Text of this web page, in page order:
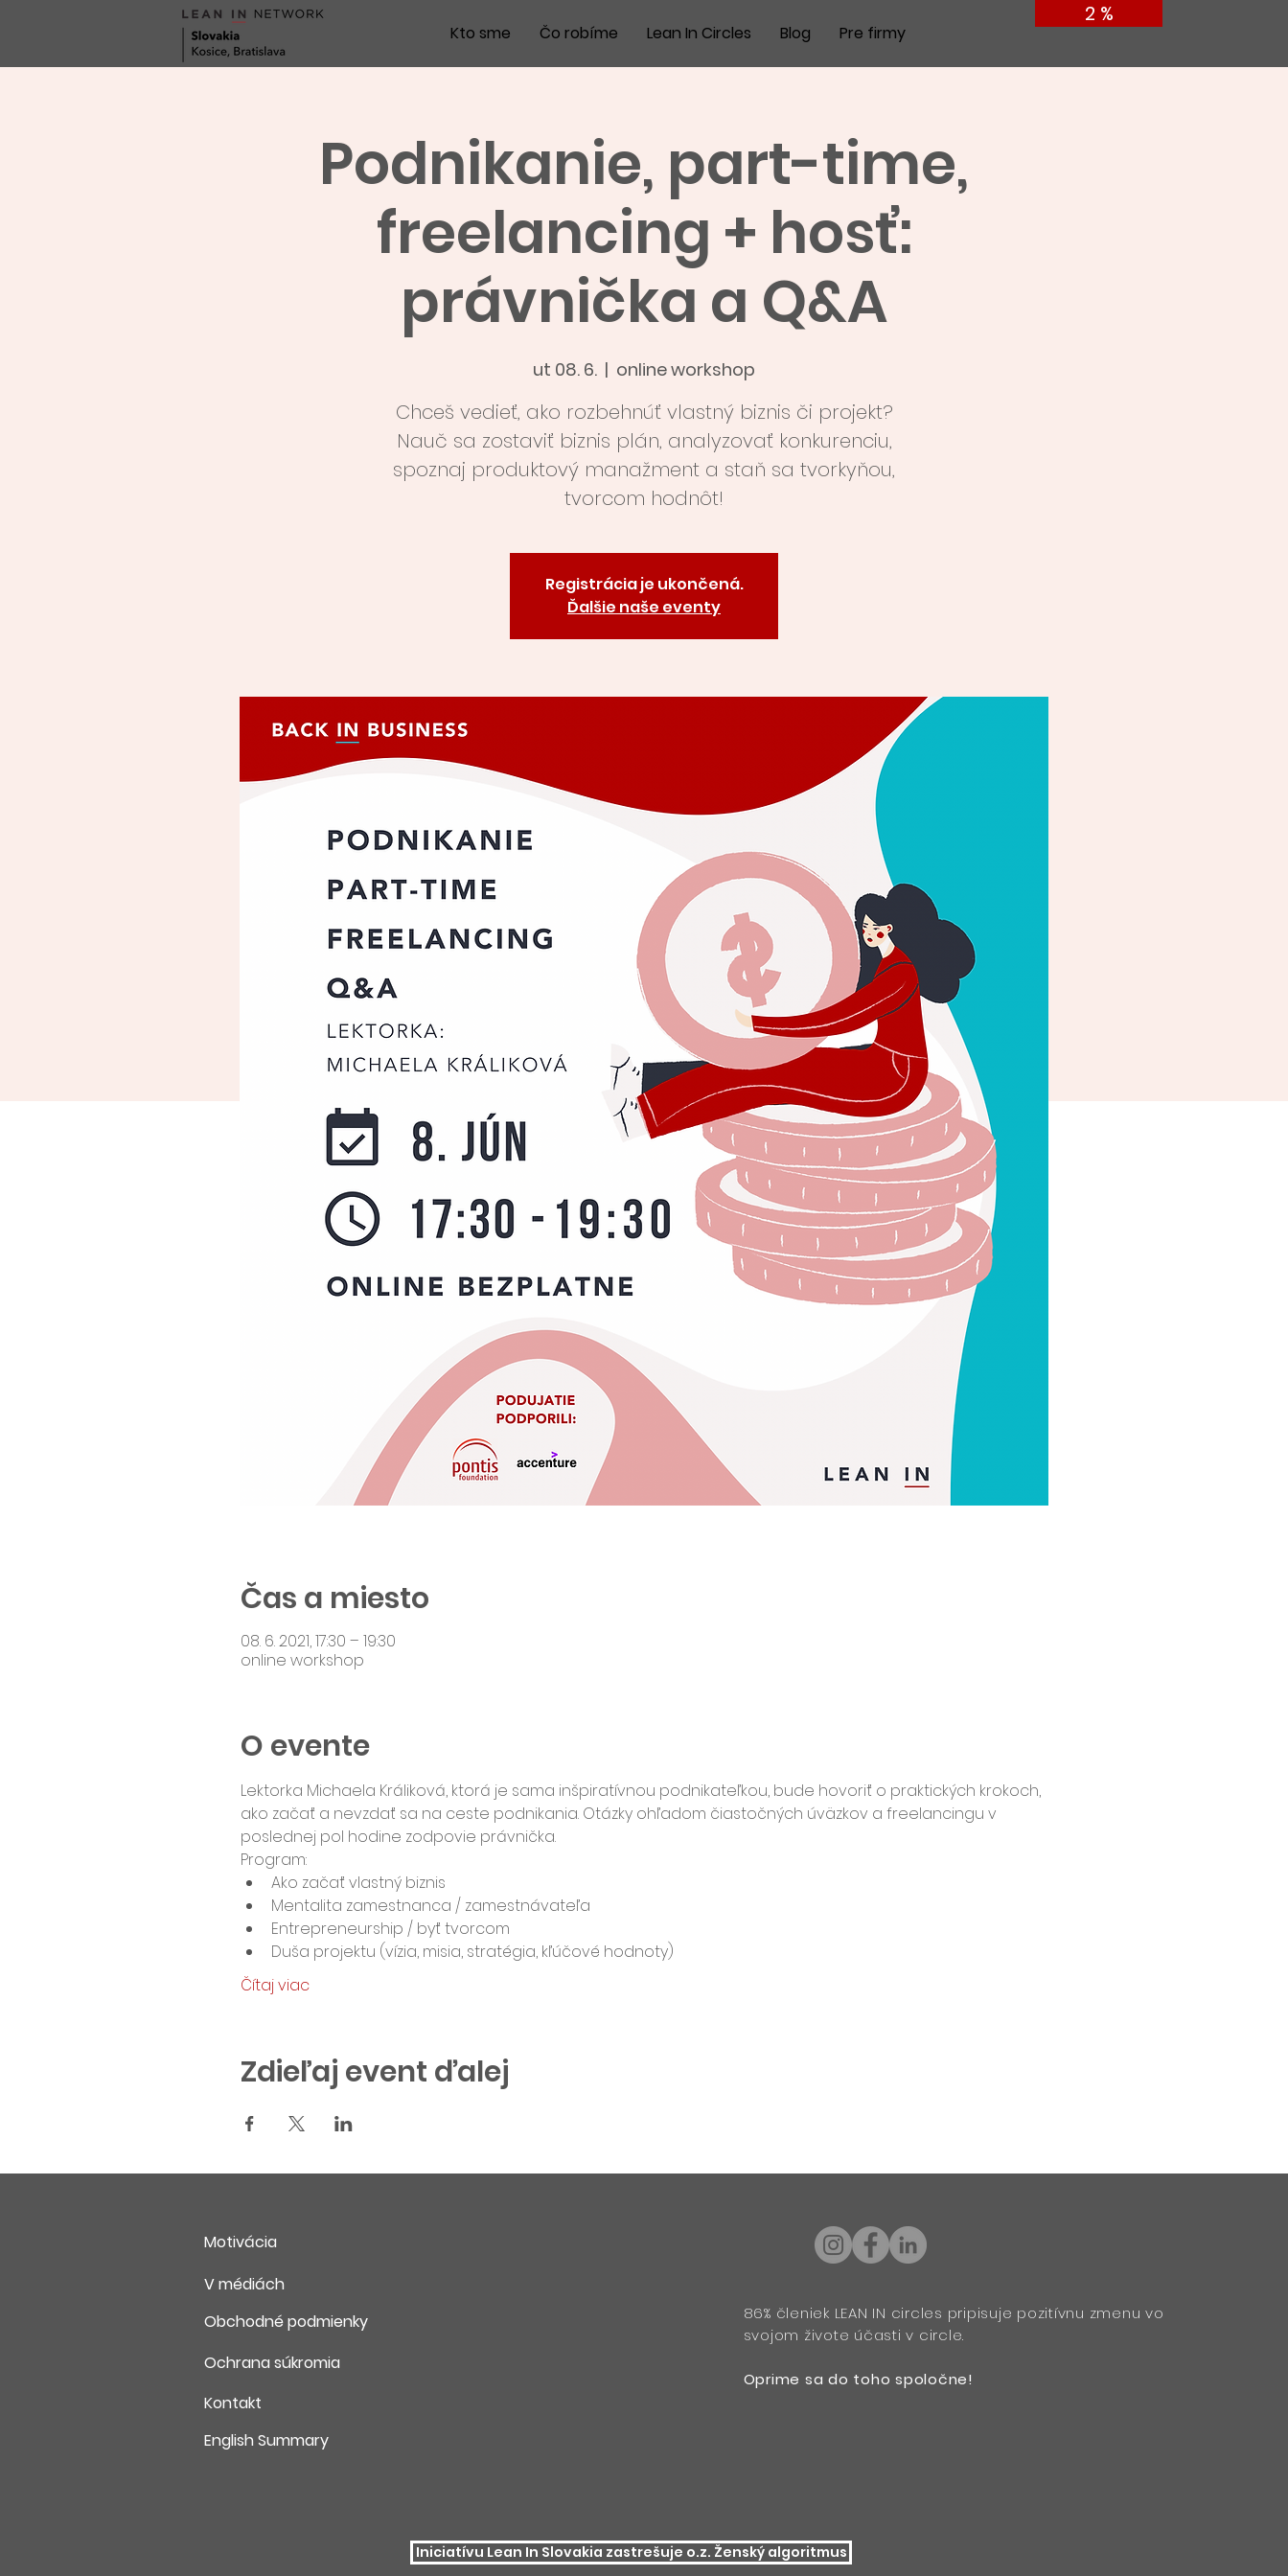
Kto sme Čo robíme Lean In Circles Blog Pre firmy
2 %
Podnikanie, part-time,
freelancing + hosť:
právnička a Q&A
ut 08. 6.
  |
online workshop
Chceš vedieť, ako rozbehnúť vlastný biznis či projekt?
Nauč sa zostaviť biznis plán, analyzovať konkurenciu,
spoznaj produktový manažment a staň sa tvorkyňou,
tvorcom hodnôt!
Registrácia je ukončená.
Ďalšie naše eventy
Čas a miesto
08. 6. 2021, 17:30 – 19:30
online workshop
O evente
Lektorka Michaela Králiková, ktorá je sama inšpiratívnou podnikateľkou, bude hovoriť o praktických krokoch,
ako začať a nevzdať sa na ceste podnikania. Otázky ohľadom čiastočných úväzkov a freelancingu v
poslednej pol hodine zodpovie právnička.
Program:
Ako začať vlastný biznis
Mentalita zamestnanca / zamestnávateľa
Entrepreneurship / byť tvorcom
Duša projektu (vízia, misia, stratégia, kľúčové hodnoty)
Čítaj viac
Zdieľaj event ďalej
Motivácia
V médiách
Obchodné podmienky
Ochrana súkromia
Kontakt
English Summary
86% členiek LEAN IN circles pripisuje pozitívnu zmenu vo
svojom živote účasti v circle.
Oprime sa do toho spoločne!
Iniciatívu Lean In Slovakia zastrešuje o.z. Ženský algoritmus